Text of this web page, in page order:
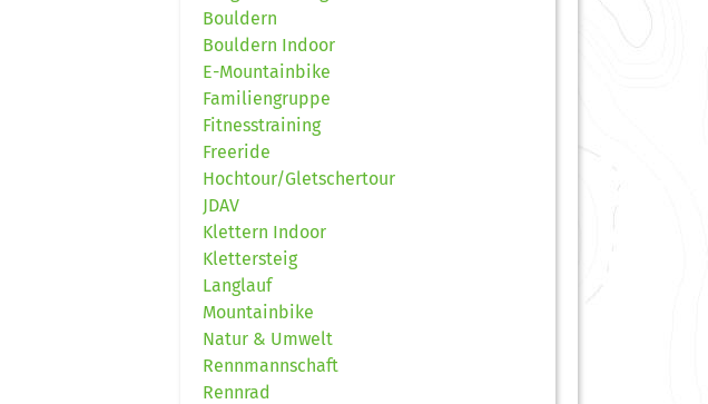
Bouldern
Bouldern Indoor
E-Mountainbike
Familiengruppe
Fitnesstraining
Freeride
Hochtour/Gletschertour
JDAV
Klettern Indoor
Klettersteig
Langlauf
Mountainbike
Natur & Umwelt
Rennmannschaft
Rennrad